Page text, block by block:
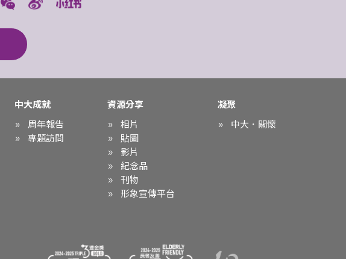
中大成就
周年報告
專題訪問
資源分享
相片
貼圖
影片
紀念品
刊物
形象宣傳平台
凝聚
中大．關懷